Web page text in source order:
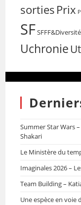
sorties Prix
SFSFFF&Diversité
Uchronie
Summer Star Wars
Shakari
Le Ministère du
Imaginales 2026 –
Team Building –
Une espèce en voie